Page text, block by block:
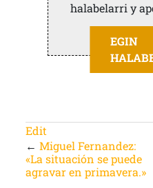
halabelarri y
EGIN
Edit
← Miguel Fernandez:
«La situación se puede
agravar en primavera.»